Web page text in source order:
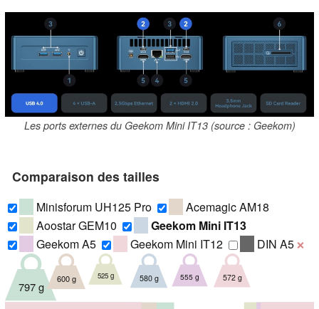
Les ports externes du Geekom Mini IT13 (source : Geekom)
Comparaison des tailles
Minisforum UH125 Pro
Acemagic AM18
Aoostar GEM10
Geekom Mini IT13
Geekom A5
Geekom Mini IT12 DIN A5 ❌
797 g
600 g 525 g 580 g 555 g 572 g